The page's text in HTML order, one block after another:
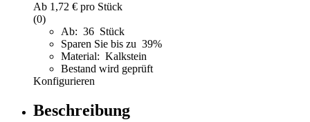
Ab 1,72 € pro Stück
(0)
Ab: 36 Stück
Sparen Sie bis zu 39%
Material: Kalkstein
Bestand wird geprüft
Konfigurieren
Beschreibung